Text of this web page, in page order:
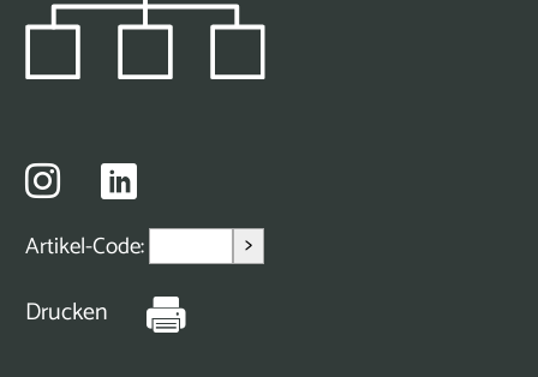
Artikel-Code: >
Drucken